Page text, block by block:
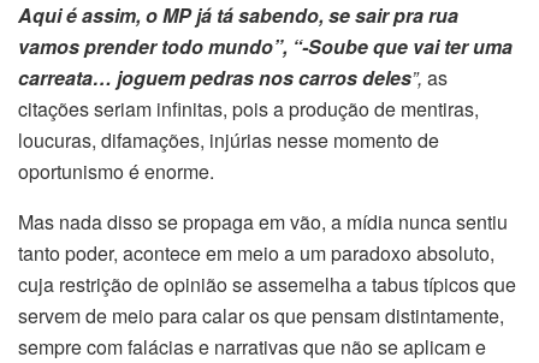
Aqui é assim, o MP já tá sabendo, se sair pra rua
vamos prender todo mundo”, “-Soube que vai ter uma
carreata… joguem pedras nos carros deles”, as
citações seriam infinitas, pois a produção de mentiras,
loucuras, difamações, injúrias nesse momento de
oportunismo é enorme.
Mas nada disso se propaga em vão, a mídia nunca sentiu
tanto poder, acontece em meio a um paradoxo absoluto,
cuja restrição de opinião se assemelha a tabus típicos que
servem de meio para calar os que pensam distintamente,
sempre com falácias e narrativas que não se aplicam e